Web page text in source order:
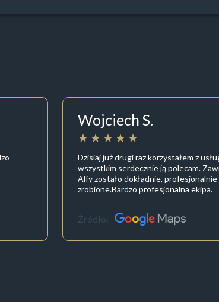
Wojciech S.
Dzisiaj już drugi raz korzystałem z
wszystkim serdecznie ją polecam.
Alfy zostało dokładnie,
zrobione.Bardzo profesjonalna ekipa.
Źródło: